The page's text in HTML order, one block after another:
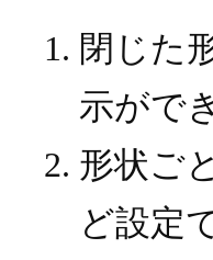
閉じた
示がで
形状ご
ど設定